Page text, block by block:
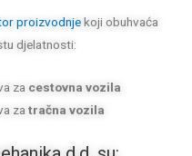
proizvodnjekoji obuhvaća
djelatnosti:
za cestovna vozila
zatračna vozila